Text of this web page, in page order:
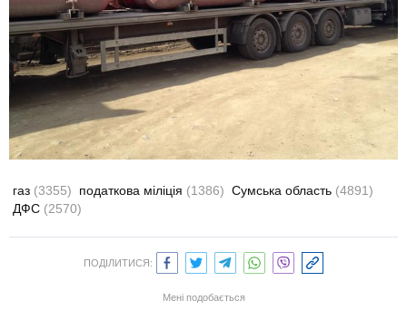
газ (3355) податкова міліція (1386) Сумська область (4891)
ДФС (2570)
ПОДІЛИТИСЯ:
Мені подобається